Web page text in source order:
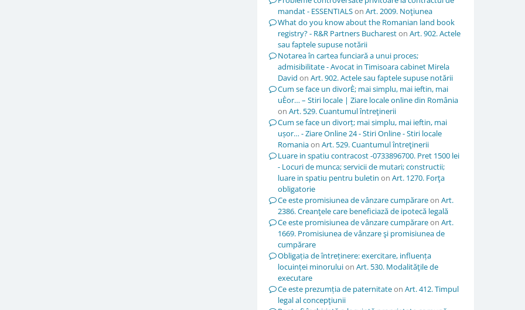
mandat - ESSENTIALSon Art. 2009. Noţiunea
What do you know about the Romanian land book
registry? - R&R Partners Buchareston Art. 902. Actele
sau faptele supuse notării
Notarea în cartea funciară a unui proces;
admisibilitate - Avocat in Timisoara cabinet Mirela
David on Art. 902. Actele sau faptele supuse notării
Cum se face un divorÈ; mai simplu, mai ieftin, mai
uÈor… – Stiri locale | Ziare locale online din România
on Art. 529. Cuantumul întreţinerii
Cum se face un divorț; mai simplu, mai ieftin, mai
ușor… - Ziare Online 24 - Stiri Online - Stiri locale
Romaniaon Art. 529. Cuantumul întreţinerii
Luare in spatiu contracost -0733896700. Pret 1500 lei
- Locuri de munca; servicii de mutari; constructii;
luare in spatiu pentru buletin on Art. 1270. Forţa
obligatorie
Ce este promisiunea de vânzare cumpărareon Art.
2386. Creanţele care beneficiază de ipotecă legală
Ce este promisiunea de vânzare cumpărareon Art.
1669. Promisiunea de vânzare şi promisiunea de
cumpărare
Obligația de întreținere: exercitare, influența
locuinței minoruluion Art. 530. Modalităţile de
executare
Ce este prezumția de paternitateon Art. 412. Timpul
legal al concepţiunii